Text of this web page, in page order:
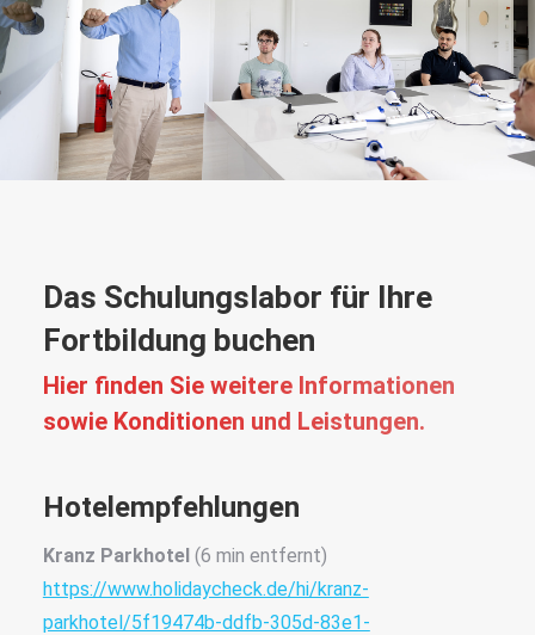
Das Schulungslabor für Ihre
Fortbildung buchen
Hier finden Sie weitere Informationen
sowie Konditionen und Leistungen.
Hotelempfehlungen
Kranz Parkhotel(6 min entfernt)
https://www.holidaycheck.de/hi/kranz-
parkhotel/5f19474b-ddfb-305d-83e1-